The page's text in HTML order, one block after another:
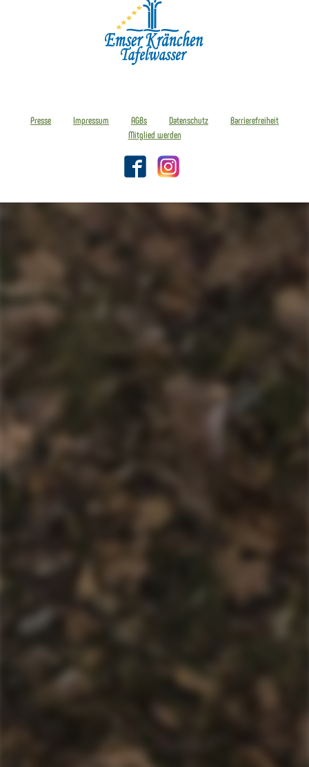
Presse Impressum AGBs Datenschutz
Barrierefreiheit
Mitglied werden
FacebookInstagram